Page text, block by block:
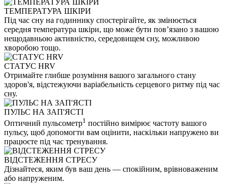
ТЕМПЕРАТУРА ШКІРИ
Під час сну на годиннику спостерігайте, як змінюється
середня температура шкіри, що може бути пов’язано з вашою
нещодавньою активністю, середовищем сну, можливою
хворобою тощо.
СТАТУС HRV
Отримайте глибше розуміння вашого загального стану
здоров'я, відстежуючи варіабельність серцевого ритму під час
сну.
ПУЛЬС НА ЗАП'ЯСТІ
Оптичний пульсометр1 постійно вимірює частоту вашого
пульсу, щоб допомогти вам оцінити, наскільки напружено ви
працюєте під час тренування.
ВІДСТЕЖЕННЯ СТРЕСУ
Дізнайтеся, яким був ваш день — спокійним, врівноваженим
або напруженим.